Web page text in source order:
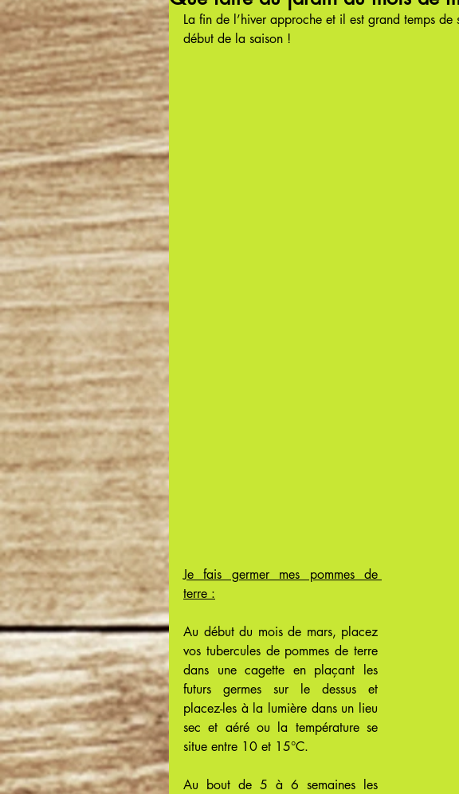
La fin de l’hiver approche et il est grand temps
début de la saison !
Je fais germer mes pommes de
terre :
Au début du mois de mars, placez
vos tubercules de pommes de terre
dans une cagette en plaçant les
futurs germes sur le dessus et
placez-les à la lumière dans un lieu
sec et aéré ou la température se
situe entre 10 et 15°C.
Au bout de 5 à 6 semaines les